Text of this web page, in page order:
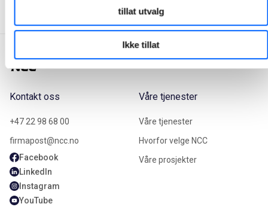
tillat utvalg
Ikke tillat
Kontakt oss
+47 22 98 68 00
firmapost@ncc.no
Facebook
LinkedIn
Instagram
YouTube
Våre tjenester
Våre tjenester
Hvorfor velge NCC
Våre prosjekter